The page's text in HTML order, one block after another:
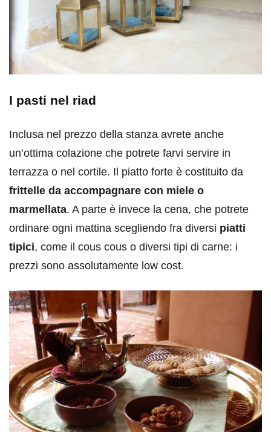
I pasti nel riad
Inclusa nel prezzo della stanza avrete anche
un’ottima colazione che potrete farvi servire in
terrazza o nel cortile. Il piatto forte è costituito da
frittelle da accompagnare con miele o
marmellata. A parte è invece la cena, che potrete
ordinare ogni mattina scegliendo fra diversi piatti
tipici, come il cous cous o diversi tipi di carne: i
prezzi sono assolutamente low cost.